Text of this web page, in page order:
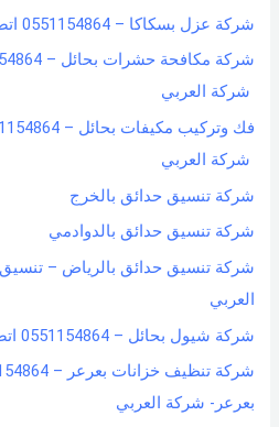
شركة عزل بسكاكا – 0551154864 اتصل بنا – شركة العربي
شركة العربي
شركة العربي
شركة تنسيق حدائق بالخرج
شركة تنسيق حدائق بالدوادمي
شركة تنسيق حدائق بالرياض –
العربي
شركة شيول بحائل – 0551154864 اتصل بنا – شركة العربي
بعرعر- شركة العربي